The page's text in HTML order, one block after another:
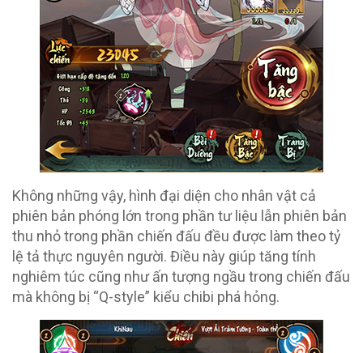
Không những vậy, hình đại diện cho nhân vật cả
phiên bản phóng lớn trong phần tư liệu lẫn phiên bản
thu nhỏ trong phần chiến đấu đều được làm theo tỷ
lệ tả thực nguyên người. Điều này giúp tăng tính
nghiêm túc cũng như ấn tượng ngầu trong chiến đấu
mà không bị “Q-style” kiểu chibi phá hỏng.